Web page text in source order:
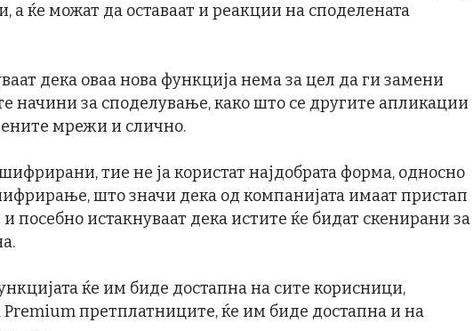
а ќе можат да оставаат и реакции на споделената
дека оваа нова функција нема за цел да ги замени
начини за споделување, како што се другите апликации
мрежи и слично.
тие не ја користат најдобрата форма, односно
што значи дека од компанијата имаат пристап
посебно истакнуваат дека истите ќе бидат скенирани за
ќе им биде достапна на сите корисници,
Premium претплатниците, ќе им биде достапна и на